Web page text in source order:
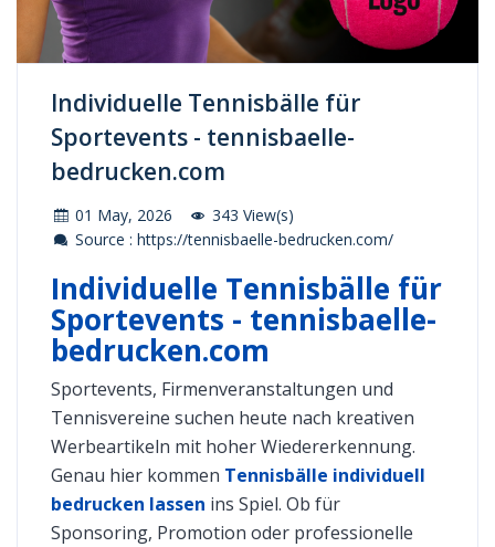
Individuelle Tennisbälle für
Sportevents - tennisbaelle-
bedrucken.com
01 May, 2026
343 View(s)
Source : https://tennisbaelle-bedrucken.com/
Individuelle Tennisbälle für
Sportevents - tennisbaelle-
bedrucken.com
Sportevents, Firmenveranstaltungen und
Tennisvereine suchen heute nach kreativen
Werbeartikeln mit hoher Wiedererkennung.
Genau hier kommen Tennisbälle individuell
bedrucken lassen ins Spiel. Ob für
Sponsoring, Promotion oder professionelle